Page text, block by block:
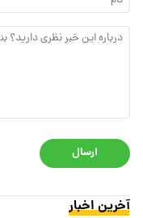
ارسال
آخرین اخبار